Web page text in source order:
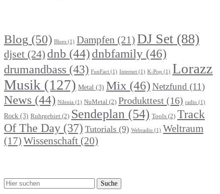
Blog (50) Blues (1) Dampfen (21) DJ Set (88)
djset (24) dnb (44)dnbfamily (46)
drumandbass (43) FunFact (1) Internet (1) K-Pop (1) Lorazz
Musik (127) Metal (3) Mix (46)Netzfund (11)
News (44) Nilenia (1) NuMetal (2) Produkttest (16) radio (1)
Rock (3) Ruhrgebiet (2) Sendeplan (54) Tools (2) Track
Of The Day (37) Tutorials (9) Webradio (1) Weltraum
(17) Wissenschaft (20)